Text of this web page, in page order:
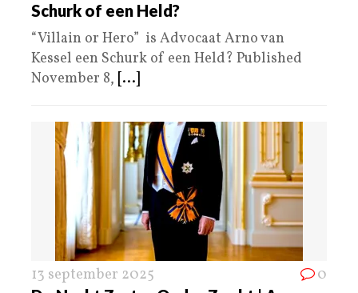
Schurk of een Held?
“Villain or Hero” is Advocaat Arno van
Kessel een Schurk of een Held? Published
November 8, [...]
13 september 2025 0